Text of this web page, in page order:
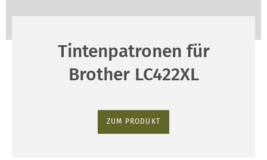
Tintenpatronen für
Brother LC422XL
ZUM PRODUKT